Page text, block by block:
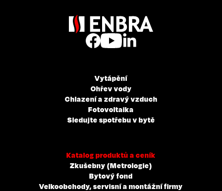
Vytápění
Ohřev vody
Chlazení a zdravý vzduch
Fotovoltaika
Sledujte spotřebu v bytě
Katalog produktů a ceník
Zkušebny (Metrologie)
Bytový fond
Velkoobchody, servisní a montážní firmy